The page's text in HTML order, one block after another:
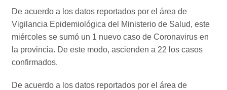
De acuerdo a los datos reportados por el área de
Vigilancia Epidemiológica del Ministerio de Salud, este
miércoles se sumó un 1 nuevo caso de Coronavirus en
la provincia. De este modo, ascienden a 22 los casos
confirmados.
De acuerdo a los datos reportados por el área de